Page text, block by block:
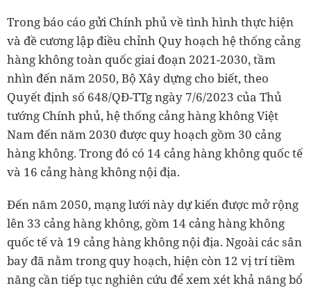
Trong báo cáo gửi Chính phủ về tình hình thực hiện
và đề cương lập điều chỉnh Quy hoạch hệ thống cảng
hàng không toàn quốc giai đoạn 2021-2030, tầm
nhìn đến năm 2050, Bộ Xây dựng cho biết, theo
Quyết định số 648/QĐ-TTg ngày 7/6/2023 của Thủ
tướng Chính phủ, hệ thống cảng hàng không Việt
Nam đến năm 2030 được quy hoạch gồm 30 cảng
hàng không. Trong đó có 14 cảng hàng không quốc tế
và 16 cảng hàng không nội địa.
Đến năm 2050, mạng lưới này dự kiến được mở rộng
lên 33 cảng hàng không, gồm 14 cảng hàng không
quốc tế và 19 cảng hàng không nội địa. Ngoài các sân
bay đã nằm trong quy hoạch, hiện còn 12 vị trí tiềm
năng cần tiếp tục nghiên cứu để xem xét khả năng bổ